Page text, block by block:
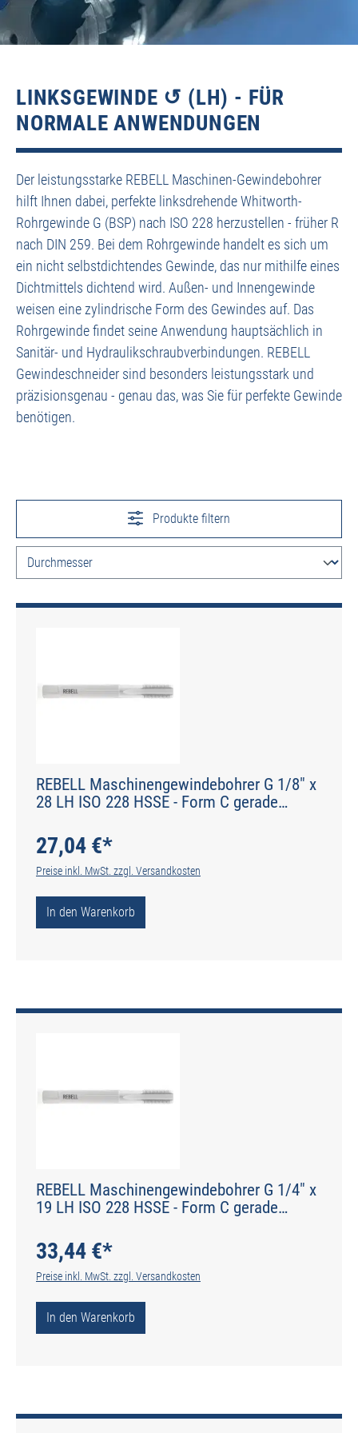
LINKSGEWINDE ↺ (LH) - FÜR
NORMALE ANWENDUNGEN
Der leistungsstarke REBELL Maschinen-Gewindebohrer
hilft Ihnen dabei, perfekte linksdrehende Whitworth-
Rohrgewinde G (BSP) nach ISO 228 herzustellen - früher R
nach DIN 259. Bei dem Rohrgewinde handelt es sich um
ein nicht selbstdichtendes Gewinde, das nur mithilfe eines
Dichtmittels dichtend wird. Außen- und Innengewinde
weisen eine zylindrische Form des Gewindes auf. Das
Rohrgewinde findet seine Anwendung hauptsächlich in
Sanitär- und Hydraulikschraubverbindungen. REBELL
Gewindeschneider sind besonders leistungsstark und
präzisionsgenau - genau das, was Sie für perfekte Gewinde
benötigen.
Produkte filtern
REBELL Maschinengewindebohrer G 1/8" x
28 LH ISO 228 HSSE - Form C gerade
27,04 €*
Preise inkl. MwSt. zzgl. Versandkosten
In den Warenkorb
REBELL Maschinengewindebohrer G 1/4" x
19 LH ISO 228 HSSE - Form C gerade
33,44 €*
Preise inkl. MwSt. zzgl. Versandkosten
In den Warenkorb